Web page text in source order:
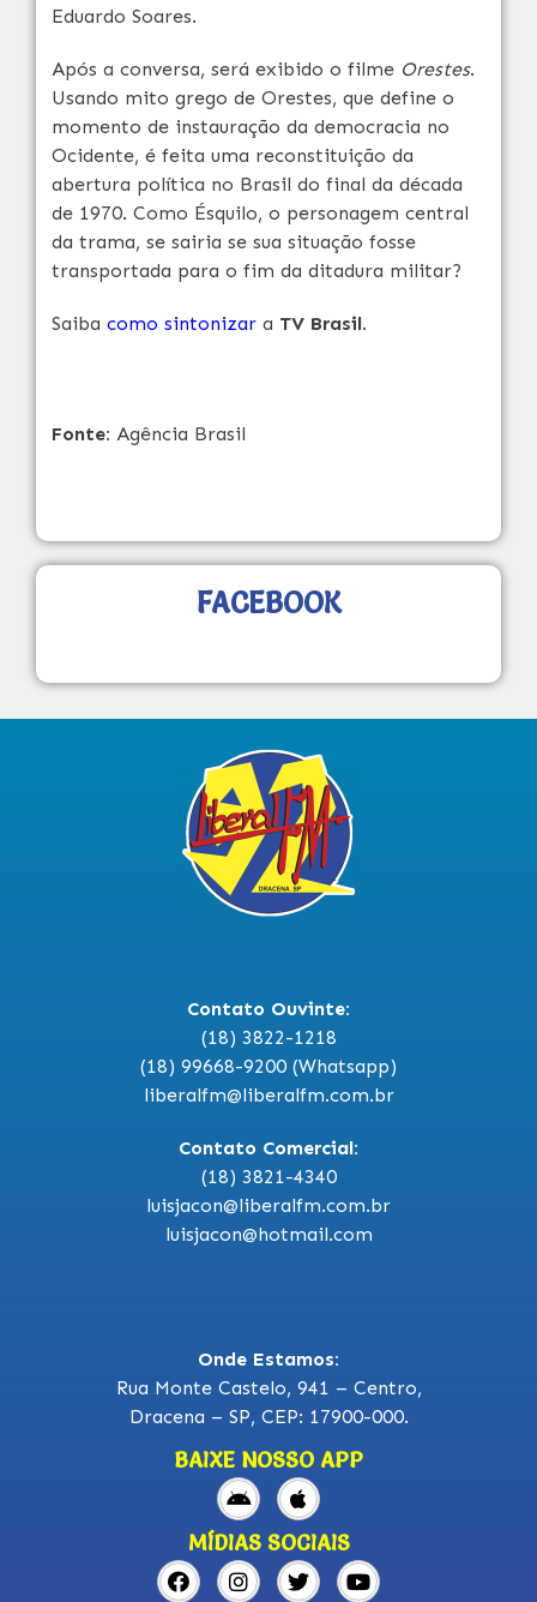
Eduardo Soares.
Após a conversa, será exibido o filme Orestes.
Usando mito grego de Orestes, que define o
momento de instauração da democracia no
Ocidente, é feita uma reconstituição da
abertura política no Brasil do final da década
de 1970. Como Ésquilo, o personagem central
da trama, se sairia se sua situação fosse
transportada para o fim da ditadura militar?
Saiba como sintonizar a TV Brasil.
Fonte: Agência Brasil
FACEBOOK
Contato Ouvinte:
(18) 3822-1218
(18) 99668-9200 (Whatsapp)
liberalfm@liberalfm.com.br
Contato Comercial:
(18) 3821-4340
luisjacon@liberalfm.com.br
luisjacon@hotmail.com
Onde Estamos:
Rua Monte Castelo, 941 – Centro,
Dracena – SP, CEP: 17900-000.
BAIXE NOSSO APP
MÍDIAS SOCIAIS